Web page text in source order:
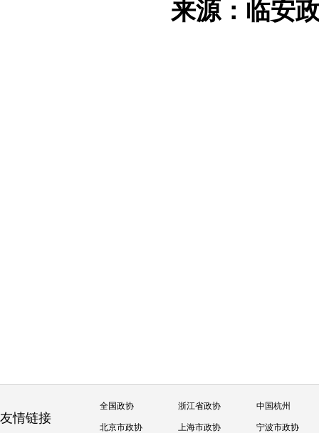
来源：临
友情链接
全国政协 浙江省政协 中国杭州
北京市政协 上海市政协 宁波市政协